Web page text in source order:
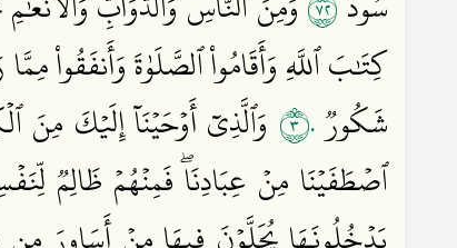
كِتَٰبَ ٱللَّهِ وَأَقَامُواْ ٱلصَّلَوٰةَ وَأَنفَقُواْ
شَكُورٞ٣٠ وَٱلَّذِيٓ أَوۡحَيۡنَآ إِلَيۡكَ مِنَ
ٱصۡطَفَيۡنَا مِنۡ عِبَادِنَاۖ فَمِنۡهُمۡ ظَالِمٞ